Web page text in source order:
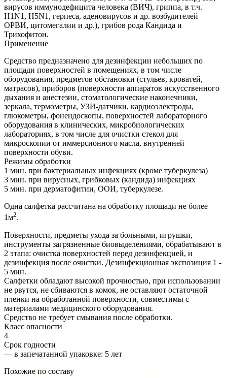
вирусов иммунодефицита человека (ВИЧ), гриппа, в т.ч.
H1N1, H5N1, герпеса, аденовирусов и др. возбудителей
ОРВИ, цитомегалии и др.), грибов рода Кандида и
Трихофитон.
Применение
Средство предназначено для дезинфекции небольших по
площади поверхностей в помещениях, в том числе
оборудования, предметов обстановки (стульев, кроватей,
матрасов), приборов (поверхности аппаратов искусственного
дыхания и анестезии, стоматологические наконечники,
зеркала, термометры, УЗИ-датчики, кардиоэлектроды,
глюкометры, фонендоскопы, поверхностей лабораторного
оборудования в клинических, микробиологических
лабораториях, в том числе для очистки стекол для
микроскопии от иммерсионного масла, внутренней
поверхности обуви.
Режимы обработки
1 мин. при бактериальных инфекциях (кроме туберкулеза)
3 мин. при вирусных, грибковых (кандида) инфекциях
5 мин. при дерматофитии, ООИ, туберкулезе.
Одна салфетка рассчитана на обработку площади не более
1м2.
Поверхности, предметы ухода за больными, игрушки,
инструменты загрязненные биовыделениями, обрабатывают в
2 этапа: очистка поверхностей перед дезинфекцией, и
дезинфекция после очистки. Дезинфекционная экспозиция 1 -
5 мин.
Салфетки обладают высокой прочностью, при использовании
не рвутся, не сбиваются в комок, не оставляют остаточной
пленки на обработанной поверхности, совместимы с
материалами медицинского оборудования.
Средство не требует смывания после обработки.
Класс опасности
4
Срок годности
— в запечатанной упаковке: 5 лет
Похожие по составу